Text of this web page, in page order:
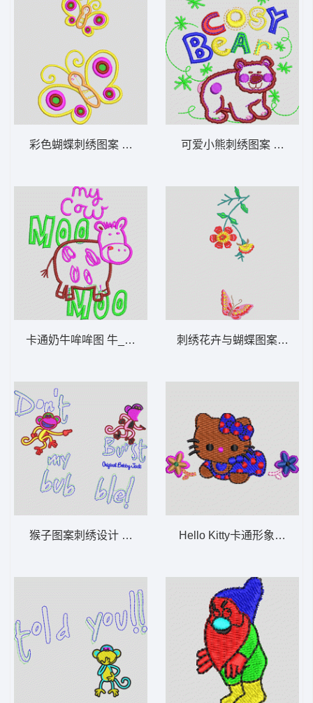
彩色蝴蝶刺绣图案 蝴蝶_卡通贴布
卡通奶牛哞哞图 牛_卡通贴布
猴子图案刺绣设计 猴子_卡通贴布
可爱小熊刺绣图案 熊_卡
刺绣花卉与蝴蝶图案 蝴蝶_
Hello Kitty卡通形象刺绣图